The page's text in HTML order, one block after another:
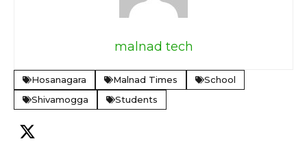
malnad tech
Hosanagara Malnad Times
School
Shivamogga
Students